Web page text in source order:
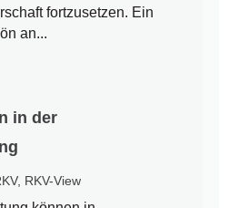
fortzusetzen. Ein
an...
in der
, RKV-View